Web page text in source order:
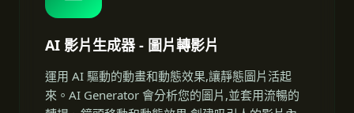
AI 影片生成器 - 圖片轉影片
運用 AI 驅動的動畫和動態效果,讓靜態圖片活起
來。AI Generator 會分析您的圖片,並套用流暢的